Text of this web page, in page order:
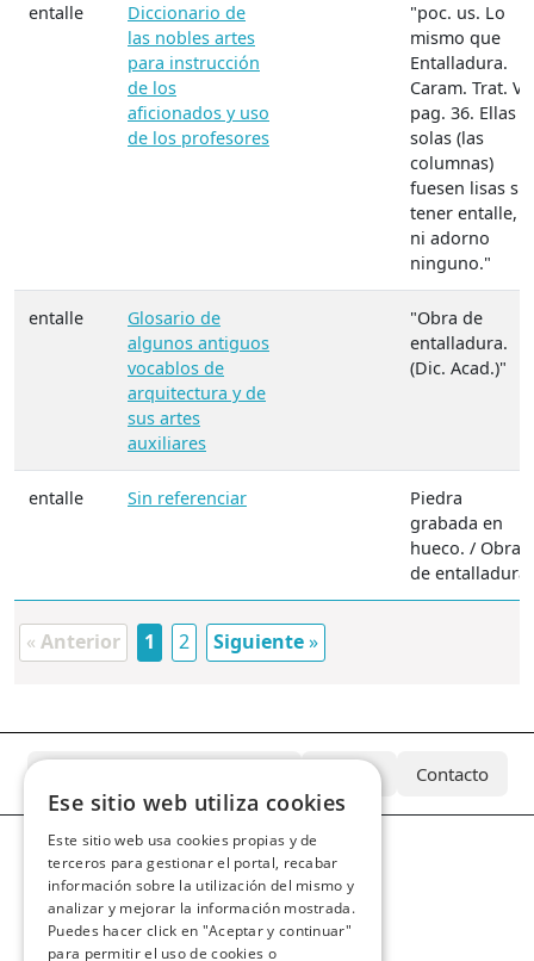
entalle
Diccionario de
las nobles artes
para instrucción
de los
aficionados y uso
de los profesores
"poc. us. Lo
mismo que
Entalladura.
Caram. Trat. VI.
pag. 36. Ellas
solas (las
columnas)
fuesen lisas sin
tener entalle,
ni adorno
ninguno."
entalle
Glosario de
algunos antiguos
vocablos de
arquitectura y de
sus artes
auxiliares
"Obra de
entalladura.
(Dic. Acad.)"
entalle Sin referenciar
Piedra
grabada en
hueco. / Obra
de entalladura.
« Anterior 1 2 Siguiente»
Equipo Contacto
Ese sitio web utiliza cookies
Este sitio web usa cookies propias y de
terceros para gestionar el portal, recabar
información sobre la utilización del mismo y
analizar y mejorar la información mostrada.
Puedes hacer click en "Aceptar y continuar"
para permitir el uso de cookies o